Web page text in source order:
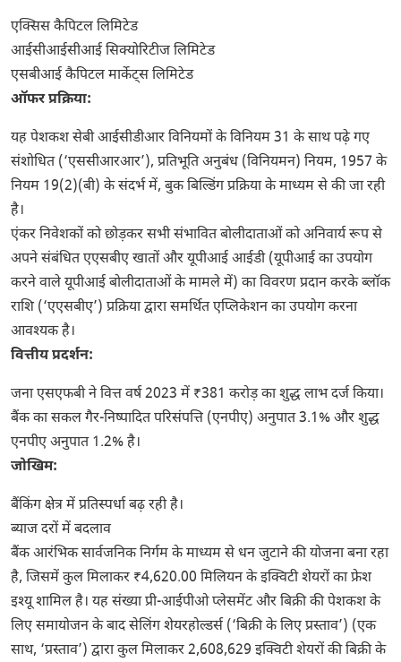
एक्सिस कैपिटल लिमिटेड
आईसीआईसीआई सिक्योरिटीज लिमिटेड
एसबीआई कैपिटल मार्केट्स लिमिटेड
ऑफर प्रक्रिया:
यह पेशकश सेबी आईसीडीआर विनियमों के विनियम 31 के साथ पढ़े गए
संशोधित (‘एससीआरआर’), प्रतिभूति अनुबंध (विनियमन) नियम, 1957 के
नियम 19(2)(बी) के संदर्भ में, बुक बिल्डिंग प्रक्रिया के माध्यम से की जा रही
है।
एंकर निवेशकों को छोड़कर सभी संभावित बोलीदाताओं को अनिवार्य रूप से
अपने संबंधित एएसबीए खातों और यूपीआई आईडी (यूपीआई का उपयोग
करने वाले यूपीआई बोलीदाताओं के मामले में) का विवरण प्रदान करके ब्लॉक
राशि (‘एएसबीए’) प्रक्रिया द्वारा समर्थित एप्लिकेशन का उपयोग करना
आवश्यक है।
वित्तीय प्रदर्शन:
जना एसएफबी ने वित्त वर्ष 2023 में ₹381 करोड़ का शुद्ध लाभ दर्ज किया।
बैंक का सकल गैर-निष्पादित परिसंपत्ति (एनपीए) अनुपात 3.1% और शुद्ध
एनपीए अनुपात 1.2% है।
जोखिम:
बैंकिंग क्षेत्र में प्रतिस्पर्धा बढ़ रही है।
ब्याज दरों में बदलाव
बैंक आरंभिक सार्वजनिक निर्गम के माध्यम से धन जुटाने की योजना बना रहा
है, जिसमें कुल मिलाकर ₹4,620.00 मिलियन के इक्विटी शेयरों का फ्रेश
इश्यू शामिल है। यह संख्या प्री-आईपीओ प्लेसमेंट और बिक्री की पेशकश के
लिए समायोजन के बाद सेलिंग शेयरहोल्डर्स (‘बिक्री के लिए प्रस्ताव’) (एक
साथ, ‘प्रस्ताव’) द्वारा कुल मिलाकर 2,608,629 इक्विटी शेयरों की बिक्री के